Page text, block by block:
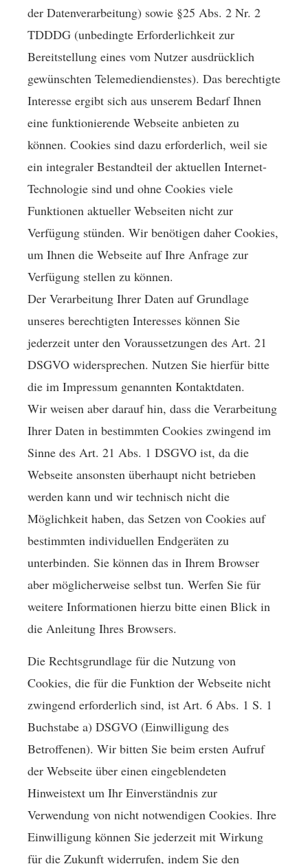
der Datenverarbeitung) sowie §25 Abs. 2 Nr. 2
TDDDG (unbedingte Erforderlichkeit zur
Bereitstellung eines vom Nutzer ausdrücklich
gewünschten Telemediendienstes). Das berechtigte
Interesse ergibt sich aus unserem Bedarf Ihnen
eine funktionierende Webseite anbieten zu
können. Cookies sind dazu erforderlich, weil sie
ein integraler Bestandteil der aktuellen Internet-
Technologie sind und ohne Cookies viele
Funktionen aktueller Webseiten nicht zur
Verfügung stünden. Wir benötigen daher Cookies,
um Ihnen die Webseite auf Ihre Anfrage zur
Verfügung stellen zu können.
Der Verarbeitung Ihrer Daten auf Grundlage
unseres berechtigten Interesses können Sie
jederzeit unter den Voraussetzungen des Art. 21
DSGVO widersprechen. Nutzen Sie hierfür bitte
die im Impressum genannten Kontaktdaten.
Wir weisen aber darauf hin, dass die Verarbeitung
Ihrer Daten in bestimmten Cookies zwingend im
Sinne des Art. 21 Abs. 1 DSGVO ist, da die
Webseite ansonsten überhaupt nicht betrieben
werden kann und wir technisch nicht die
Möglichkeit haben, das Setzen von Cookies auf
bestimmten individuellen Endgeräten zu
unterbinden. Sie können das in Ihrem Browser
aber möglicherweise selbst tun. Werfen Sie für
weitere Informationen hierzu bitte einen Blick in
die Anleitung Ihres Browsers.
Die Rechtsgrundlage für die Nutzung von
Cookies, die für die Funktion der Webseite nicht
zwingend erforderlich sind, ist Art. 6 Abs. 1 S. 1
Buchstabe a) DSGVO (Einwilligung des
Betroffenen). Wir bitten Sie beim ersten Aufruf
der Webseite über einen eingeblendeten
Hinweistext um Ihr Einverständnis zur
Verwendung von nicht notwendigen Cookies. Ihre
Einwilligung können Sie jederzeit mit Wirkung
für die Zukunft widerrufen, indem Sie den